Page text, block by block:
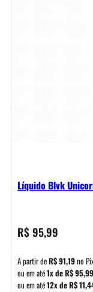
Líquido Blvk
R$95,99
A partir deR$91,19no
ou em até1x deR$95,99
ou em até12x deR$